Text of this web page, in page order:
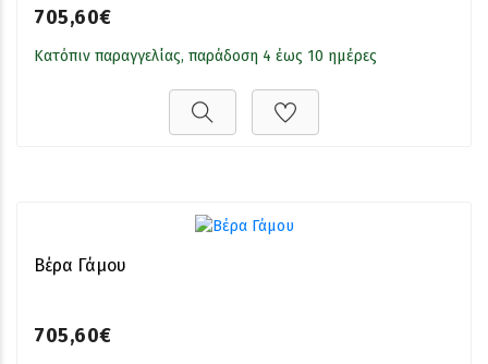
705,60€
Κατόπιν παραγγελίας, παράδοση 4 έως 10 ημέρες
Βέρα Γάμου
705,60€